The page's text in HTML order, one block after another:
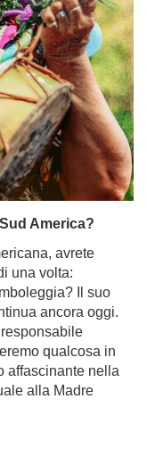
America?
avrete
una volta:
Il suo
ancora oggi.
qualcosa in
affascinante nella
alla Madre